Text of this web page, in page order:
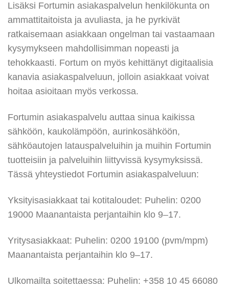
Lisäksi Fortumin asiakaspalvelun henkilökunta on
ammattitaitoista ja avuliasta, ja he pyrkivät
ratkaisemaan asiakkaan ongelman tai vastaamaan
kysymykseen mahdollisimman nopeasti ja
tehokkaasti. Fortum on myös kehittänyt digitaalisia
kanavia asiakaspalveluun, jolloin asiakkaat voivat
hoitaa asioitaan myös verkossa.
Fortumin asiakaspalvelu auttaa sinua kaikissa
sähköön, kaukolämpöön, aurinkosähköön,
sähköautojen latauspalveluihin ja muihin Fortumin
tuotteisiin ja palveluihin liittyvissä kysymyksissä.
Tässä yhteystiedot Fortumin asiakaspalveluun:
Yksityisasiakkaat tai kotitaloudet: Puhelin: 0200
19000 Maanantaista perjantaihin klo 9–17.
Yritysasiakkaat: Puhelin: 0200 19100 (pvm/mpm)
Maanantaista perjantaihin klo 9–17.
Ulkomailta soitettaessa: Puhelin: +358 10 45 66080